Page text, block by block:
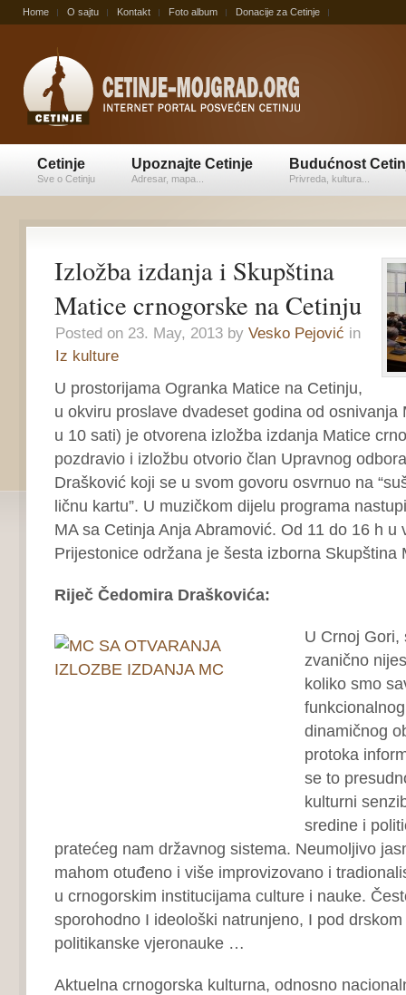
Home O sajtu Kontakt Foto album Donacije za Cetinje
Cetinje
Sve o Cetinju
Upoznajte Cetinje
Adresar, mapa...
Budućnost
Privreda, kultura...
Izložba izdanja i Skupština
Matice crnogorske na Cetinju
Posted on 23. May, 2013 by Vesko Pejović in
Iz kulture
U prostorijama Ogranka Matice na Cetinju,
u okviru proslave dvadeset godina od osnivanja
u 10 sati) je otvorena izložba izdanja Matice
pozdravio i izložbu otvorio član Upravnog
Drašković koji se u svom govoru osvrnuo na
ličnu kartu”. U muzičkom dijelu programa
MA sa Cetinja Anja Abramović. Od 11 do 16 h u
Prijestonice održana je šesta izborna Skupština
Riječ Čedomira Draškovića:
U Crnoj Gori,
zvanično
koliko smo
dinamičnog
protoka
se to
kulturni
sredine i
pratećeg nam državnog sistema. Neumoljivo
mahom otuđeno i više improvizovano i
u crnogorskim institucijama culture i nauke.
sporohodno I ideološki natrunjeno, I pod
politikanske vjeronauke …
Aktuelna crnogorska kulturna, odnosno